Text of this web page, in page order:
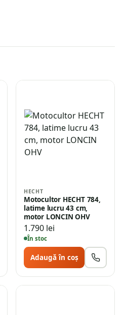
HECHT
Motocultor HECHT 784,
latime lucru 43 cm,
motor LONCIN OHV
1.790 lei
În stoc
Adaugă în coș